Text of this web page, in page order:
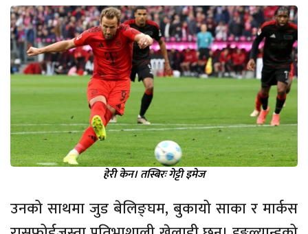
हेरी केन। तस्बिरः गेट्टी इमेज
उनको साथमा जुड बेलिङ्घम, बुकायो साका र मार्कस